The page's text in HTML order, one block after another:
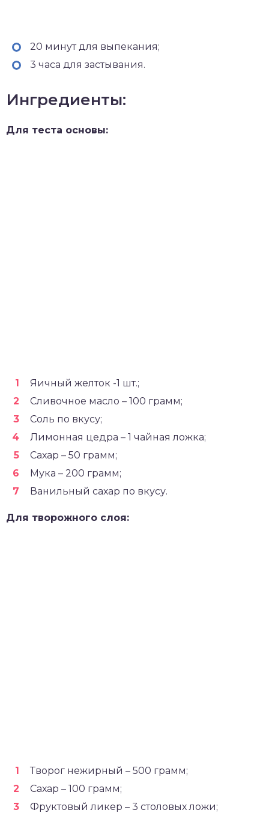
20 минут для выпекания;
3 часа для застывания.
Ингредиенты:
Для теста основы:
Яичный желток -1 шт.;
Сливочное масло – 100 грамм;
Соль по вкусу;
Лимонная цедра – 1 чайная ложка;
Сахар – 50 грамм;
Мука – 200 грамм;
Ванильный сахар по вкусу.
Для творожного слоя:
Творог нежирный – 500 грамм;
Сахар – 100 грамм;
Фруктовый ликер – 3 столовых ложи;